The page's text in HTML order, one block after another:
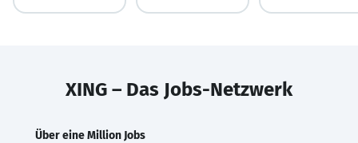
XING – Das Jobs-Netzwerk
Über eine Million Jobs